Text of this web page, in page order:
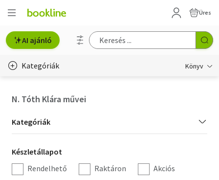
Üres
AI ajánló
Kategóriák Könyv
Hobbi, szabadidő
Irodalom
N. Tóth Klára művei
Kategória
szűrés
Kategóriák
Készletállapot
szűrés
Készletállapot
Rendelhető
Raktáron Akciós